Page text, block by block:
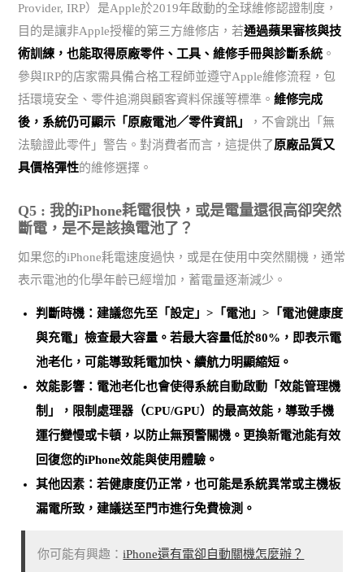
Provider, IRP）是Apple於2019年啟動的全球維修認證制度，
目的是讓非Apple授權的第三方維修店，若通過蘋果審核與技
術訓練，也能取得原廠零件、工具、維修手冊與診斷系統 。
參與IRP的店家需具備合格工程師並遵守Apple維修流程，包
括環境安全、零件追溯與顧客資料保護等標準。維修完成
後，系統仍可顯示「原廠電池／零件資訊」
，不會跳出「無
法驗證此零件」警告。對消費者而言，這提供了原廠品質又
具價格彈性的維修選擇。
Q5 : 我的iPhone耗電很快，或是電量還很高卻突然
斷電，是不是該換電池了？
如果您的iPhone耗電速度過快，或是在使用中突然關機，通常
表示電池的化學年齡已經增加，蓄電量逐漸減少。
判斷時機：建議您先至「設定」>「電池」>「電池健康度
與充電」檢查最大容量。若最大容量低於80%，即表示電
池老化 ，可能導致耗電加快、續航力明顯縮短。
效能影響：電池老化也會使得系統自動啟動「效能管理機
制」，限制處理器（CPU/GPU）的最高效能，導致手機
運行變慢或卡頓，以防止無預警關機。 更換新電池能有效
回復您的iPhone效能與使用體驗 。
其他因素：若健康度仍正常，也可能是系統異常或主機板
漏電所致 ，建議送至門市進行免費檢測。
你可能有興趣：iPhone還有電卻自動關機怎麼辦？